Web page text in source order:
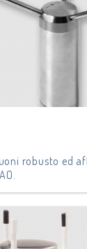
robusto ed